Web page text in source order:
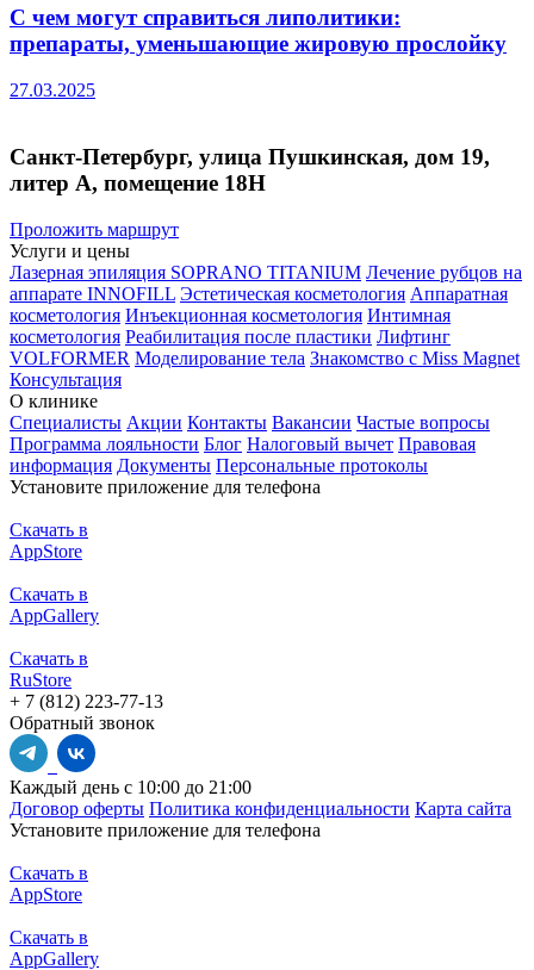
С чем могут справиться липолитики:
препараты, уменьшающие жировую прослойку
27.03.2025
Санкт-Петербург, улица Пушкинская, дом 19,
литер А, помещение 18Н
Проложить маршрут
Услуги и цены
Лазерная эпиляция SOPRANO TITANIUM Лечение рубцов на
аппарате INNOFILL Эстетическая косметология Аппаратная
косметология Инъекционная косметология Интимная
косметология Реабилитация после пластики Лифтинг
VOLFORMER Моделирование тела Знакомство с Miss Magnet
Консультация
О клинике
Специалисты Акции Контакты Вакансии Частые вопросы
Программа лояльности Блог Налоговый вычет Правовая
информация Документы Персональные протоколы
Установите приложение для телефона
Скачать в
AppStore
Скачать в
AppGallery
Скачать в
RuStore
+ 7 (812) 223-77-13
Обратный звонок
Каждый день с 10:00 до 21:00
Договор оферты Политика конфиденциальности Карта сайта
Установите приложение для телефона
Скачать в
AppStore
Скачать в
AppGallery